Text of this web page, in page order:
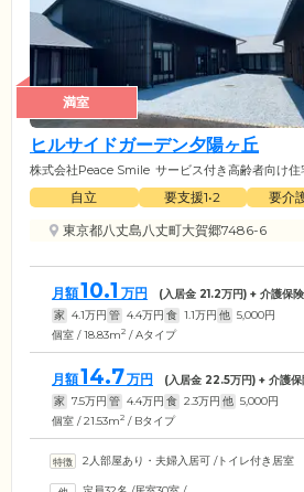
満室
ヒルサイドガーデン夕陽ヶ丘
株式会社Peace Smile サービス付き高齢者向け住
自立 要支援1•2 要介
東京都八丈島八丈町大賀郷7486-6
月額10.1 万円 (入居金 21.2万円) + 介護保
家 4.1万円 管 4.4万円 食 1.1万円 他 5,000円
個室 / 18.83m2 / Aタイプ
月額14.7万円 (入居金 22.5万円) + 介護
家 7.5万円 管 4.4万円 食 2.3万円 他 5,000円
個室 / 21.53m2 / Bタイプ
2人部屋あり・夫婦入居可 /トイレ付き居室